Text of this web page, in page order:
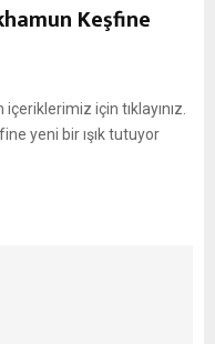
Keşfine
için tıklayınız.
yeni bir ışık tutuyor